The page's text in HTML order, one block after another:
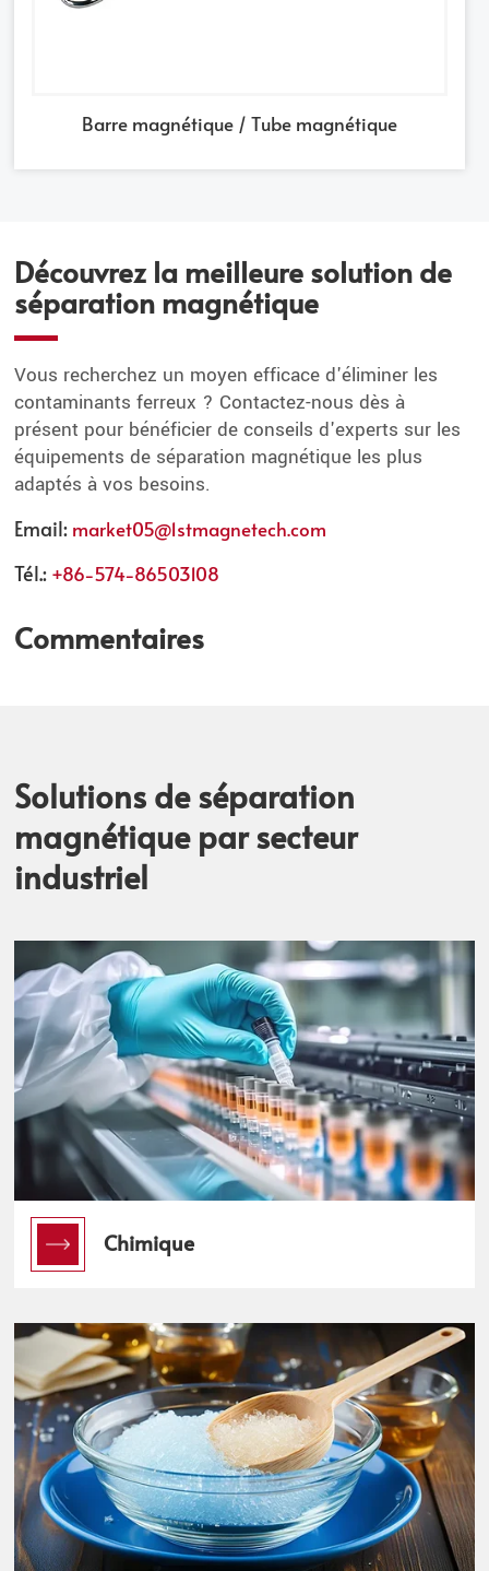
Barre magnétique / Tube magnétique
Découvrez la meilleure solution de
séparation magnétique
Vous recherchez un moyen efficace d'éliminer les
contaminants ferreux ? Contactez-nous dès à
présent pour bénéficier de conseils d'experts sur les
équipements de séparation magnétique les plus
adaptés à vos besoins.
Email: market05@1stmagnetech.com
Tél.: +86-574-86503108
Commentaires
Solutions de séparation
magnétique par secteur
industriel
Chimique